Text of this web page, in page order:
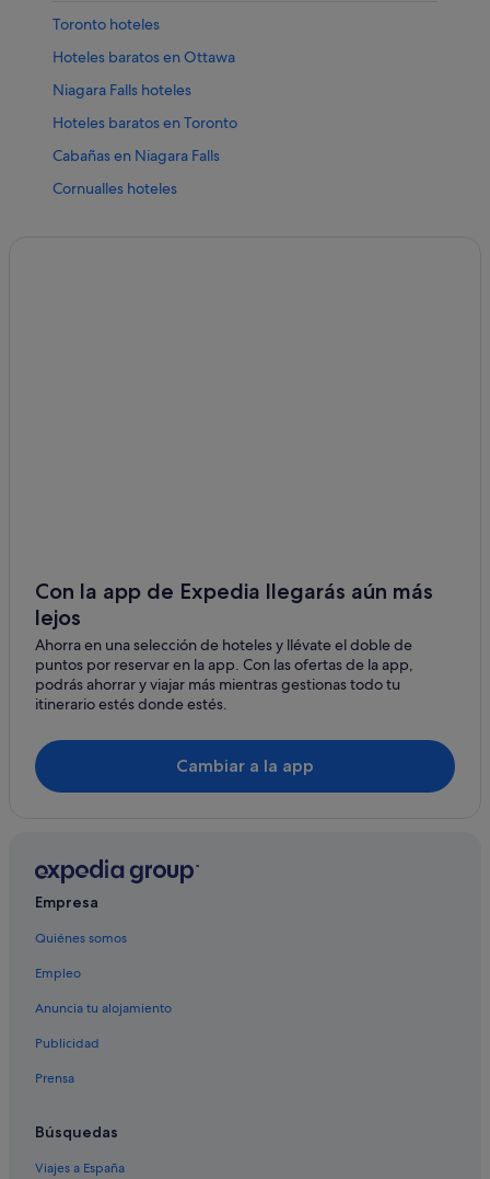
Toronto hoteles
Hoteles baratos en Ottawa
Niagara Falls hoteles
Hoteles baratos en Toronto
Cabañas en Niagara Falls
Cornualles hoteles
Con la app de Expedia llegarás aún más
lejos
Ahorra en una selección de hoteles y llévate el doble de
puntos por reservar en la app. Con las ofertas de la app,
podrás ahorrar y viajar más mientras gestionas todo tu
itinerario estés donde estés.
Cambiar a la app
Empresa
Quiénes somos
Empleo
Anuncia tu alojamiento
Publicidad
Prensa
Búsquedas
Viajes a España